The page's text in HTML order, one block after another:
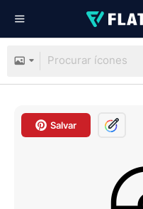
Salvar